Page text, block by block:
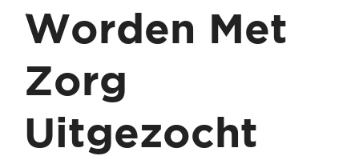
Worden Met
Zorg
Uitgezocht